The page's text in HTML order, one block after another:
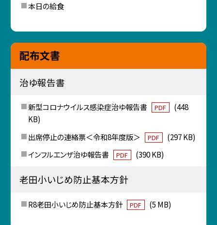
本日の給食
配布文書
治ゆ報告書
新型コロナウイルス感染症治ゆ報告書 PDF
(448
KB)
出席停止の連絡票＜令和8年度版＞
PDF
(297 KB)
インフルエンザ治ゆ報告書
PDF (390 KB)
老田小いじめ防止基本方針
R8老田小いじめ防止基本方針 PDF (5 MB)